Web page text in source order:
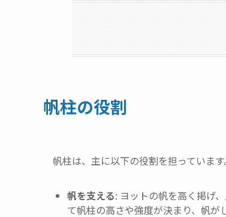
帆柱の役割
帆柱は、主に以下の役割を担っています
帆を支える: ヨットの帆を高く掲げ
て帆柱の高さや強度が決まり、帆が